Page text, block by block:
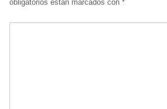
obligatorios están marcados con *